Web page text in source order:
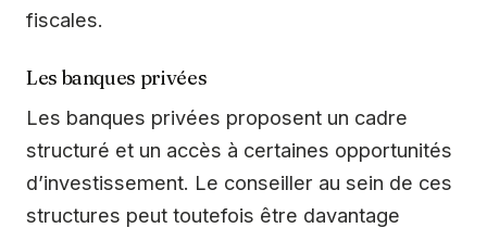
fiscales.
Les banques privées
Les banques privées proposent un cadre
structuré et un accès à certaines opportunités
d’investissement. Le conseiller au sein de ces
structures peut toutefois être davantage